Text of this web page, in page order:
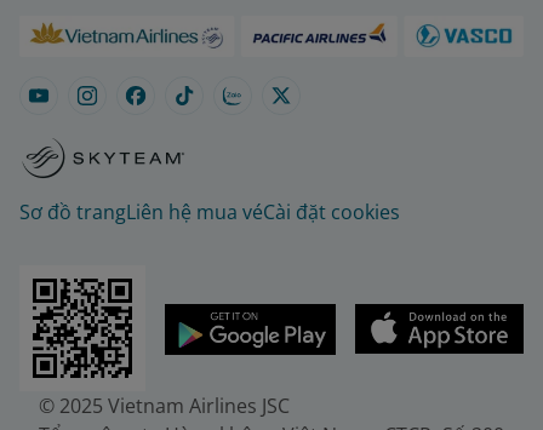
Sơ đồ trangLiên hệ mua véCài đặt cookies
© 2025 Vietnam Airlines JSC